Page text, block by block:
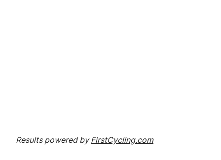
Results powered byFirstCycling.com